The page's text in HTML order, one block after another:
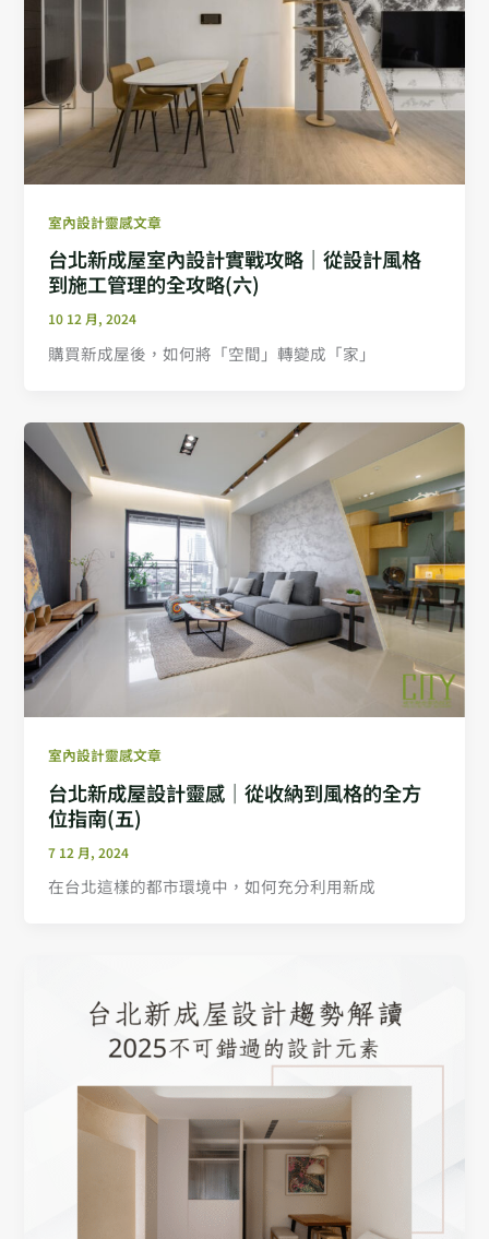
室內設計靈感文章
台北新成屋室內設計實戰攻略｜從設計風格
到施工管理的全攻略(六)
10 12 月, 2024
購買新成屋後，如何將「空間」轉變成「家」
室內設計靈感文章
台北新成屋設計靈感｜從收納到風格的全方
位指南(五)
7 12 月, 2024
在台北這樣的都市環境中，如何充分利用新成